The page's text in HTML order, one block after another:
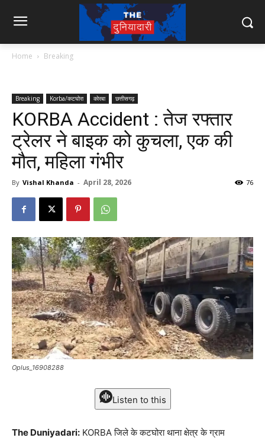
Home Breaking
Breaking Korba/कटघोरा कोरबा छत्तीसगढ़
KORBA Accident : तेज रफ्तार
ट्रेलर ने बाइक को कुचला, एक की
मौत, महिला गंभीर
By Vishal Khanda - April 28, 2026 76
Oplus_16908288
Listen to this
The Duniyadari: KORBA जिले के कटघोरा थाना क्षेत्र के ग्राम